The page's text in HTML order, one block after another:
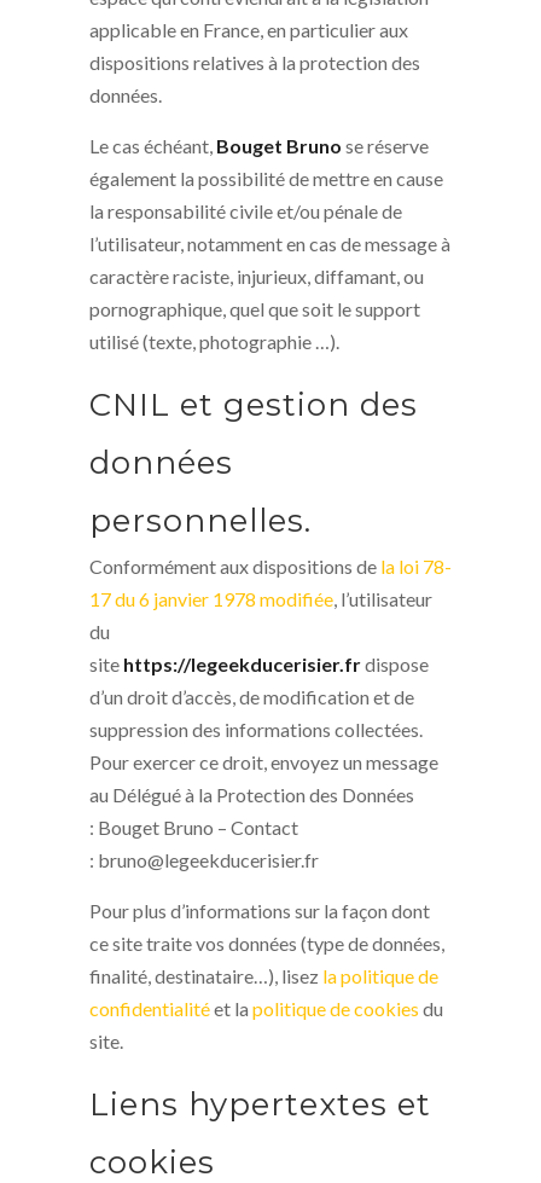
applicable en France, en particulier aux
dispositions relatives à la protection des
données.
Le cas échéant, Bouget Bruno se réserve
également la possibilité de mettre en cause
la responsabilité civile et/ou pénale de
l’utilisateur, notamment en cas de message à
caractère raciste, injurieux, diffamant, ou
pornographique, quel que soit le support
utilisé (texte, photographie …).
CNIL et gestion des
données
personnelles.
Conformément aux dispositions de la loi 78-
17 du 6 janvier 1978 modifiée, l’utilisateur
du
site https://legeekducerisier.frdispose
d’un droit d’accès, de modification et de
suppression des informations collectées.
Pour exercer ce droit, envoyez un message
au Délégué à la Protection des Données
: Bouget Bruno – Contact
: bruno@legeekducerisier.fr
Pour plus d’informations sur la façon dont
ce site traite vos données (type de données,
finalité, destinataire…), lisez la politique de
confidentialitéet la politique de cookies du
site.
Liens hypertextes et
cookies